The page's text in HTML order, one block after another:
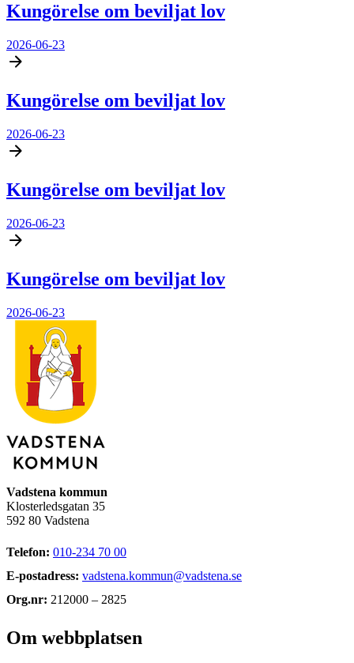
Kungörelse om beviljat lov
2026-06-23
Kungörelse om beviljat lov
2026-06-23
Kungörelse om beviljat lov
2026-06-23
Kungörelse om beviljat lov
2026-06-23
Vadstena kommun
Klosterledsgatan 35
592 80 Vadstena
Telefon: 010-234 70 00
E-postadress: vadstena.kommun@vadstena.se
Org.nr: 212000 – 2825
Om webbplatsen